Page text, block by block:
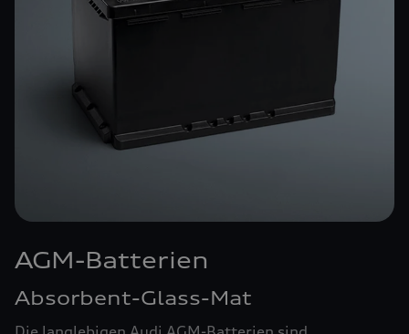
AGM-Batterien
Absorbent-Glass-Mat